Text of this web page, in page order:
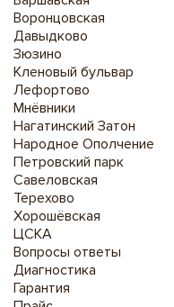
Воронцовская
Давыдково
Зюзино
Кленовый бульвар
Лефортово
Мнёвники
Нагатинский Затон
Народное Ополчение
Петровский парк
Савеловская
Терехово
Хорошёвская
ЦСКА
Вопросы ответы
Диагностика
Гарантия